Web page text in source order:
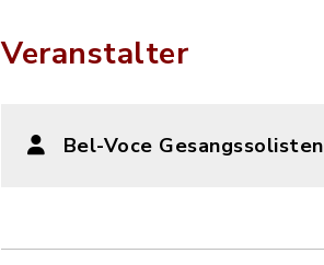
Veranstalter
Bel-Voce Gesangssolisten